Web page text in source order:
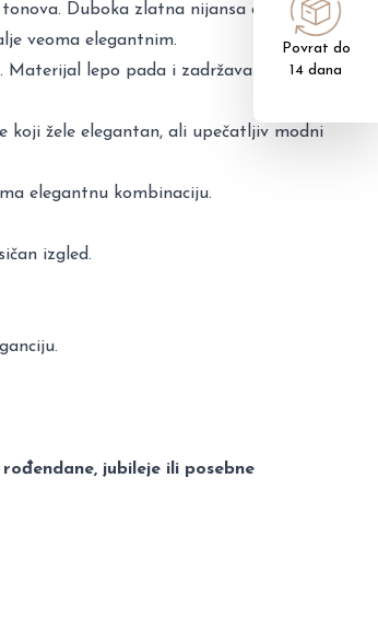
Duboka zlatna nijansa daje
veoma elegantnim.
Materijal lepo pada i zadržava formu
koji žele elegantan, ali upečatljiv modni
elegantnu kombinaciju.
izgled.
jubileje ili posebne
Povrat do
14 dana